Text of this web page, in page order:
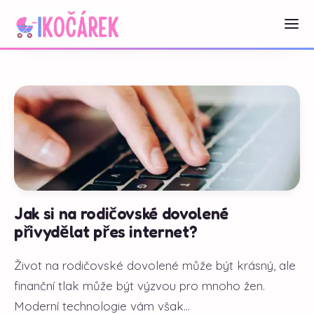
Jak si na rodičovské dovolené
přivydělat přes internet?
Život na rodičovské dovolené může být krásný, ale
finanční tlak může být výzvou pro mnoho žen.
Moderní technologie vám však...